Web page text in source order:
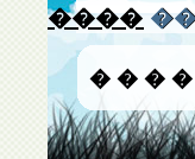
����
� � � �